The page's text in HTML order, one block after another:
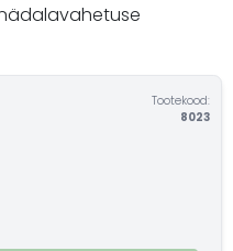
Tootekood:
8023